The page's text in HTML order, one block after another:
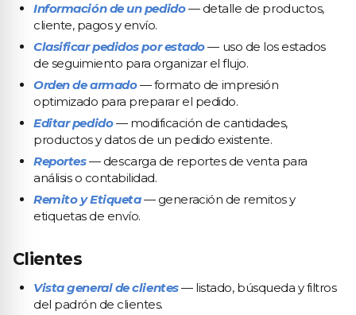
Información de un pedido— detalle de productos,
cliente, pagos y envío.
Clasificar pedidos por estado— uso de los estados
de seguimiento para organizar el flujo.
Orden de armado— formato de impresión
optimizado para preparar el pedido.
Editar pedido— modificación de cantidades,
productos y datos de un pedido existente.
Reportes— descarga de reportes de venta para
análisis o contabilidad.
Remito y Etiqueta— generación de remitos y
etiquetas de envío.
Clientes
Vista general de clientes— listado, búsqueda y filtros
del padrón de clientes.